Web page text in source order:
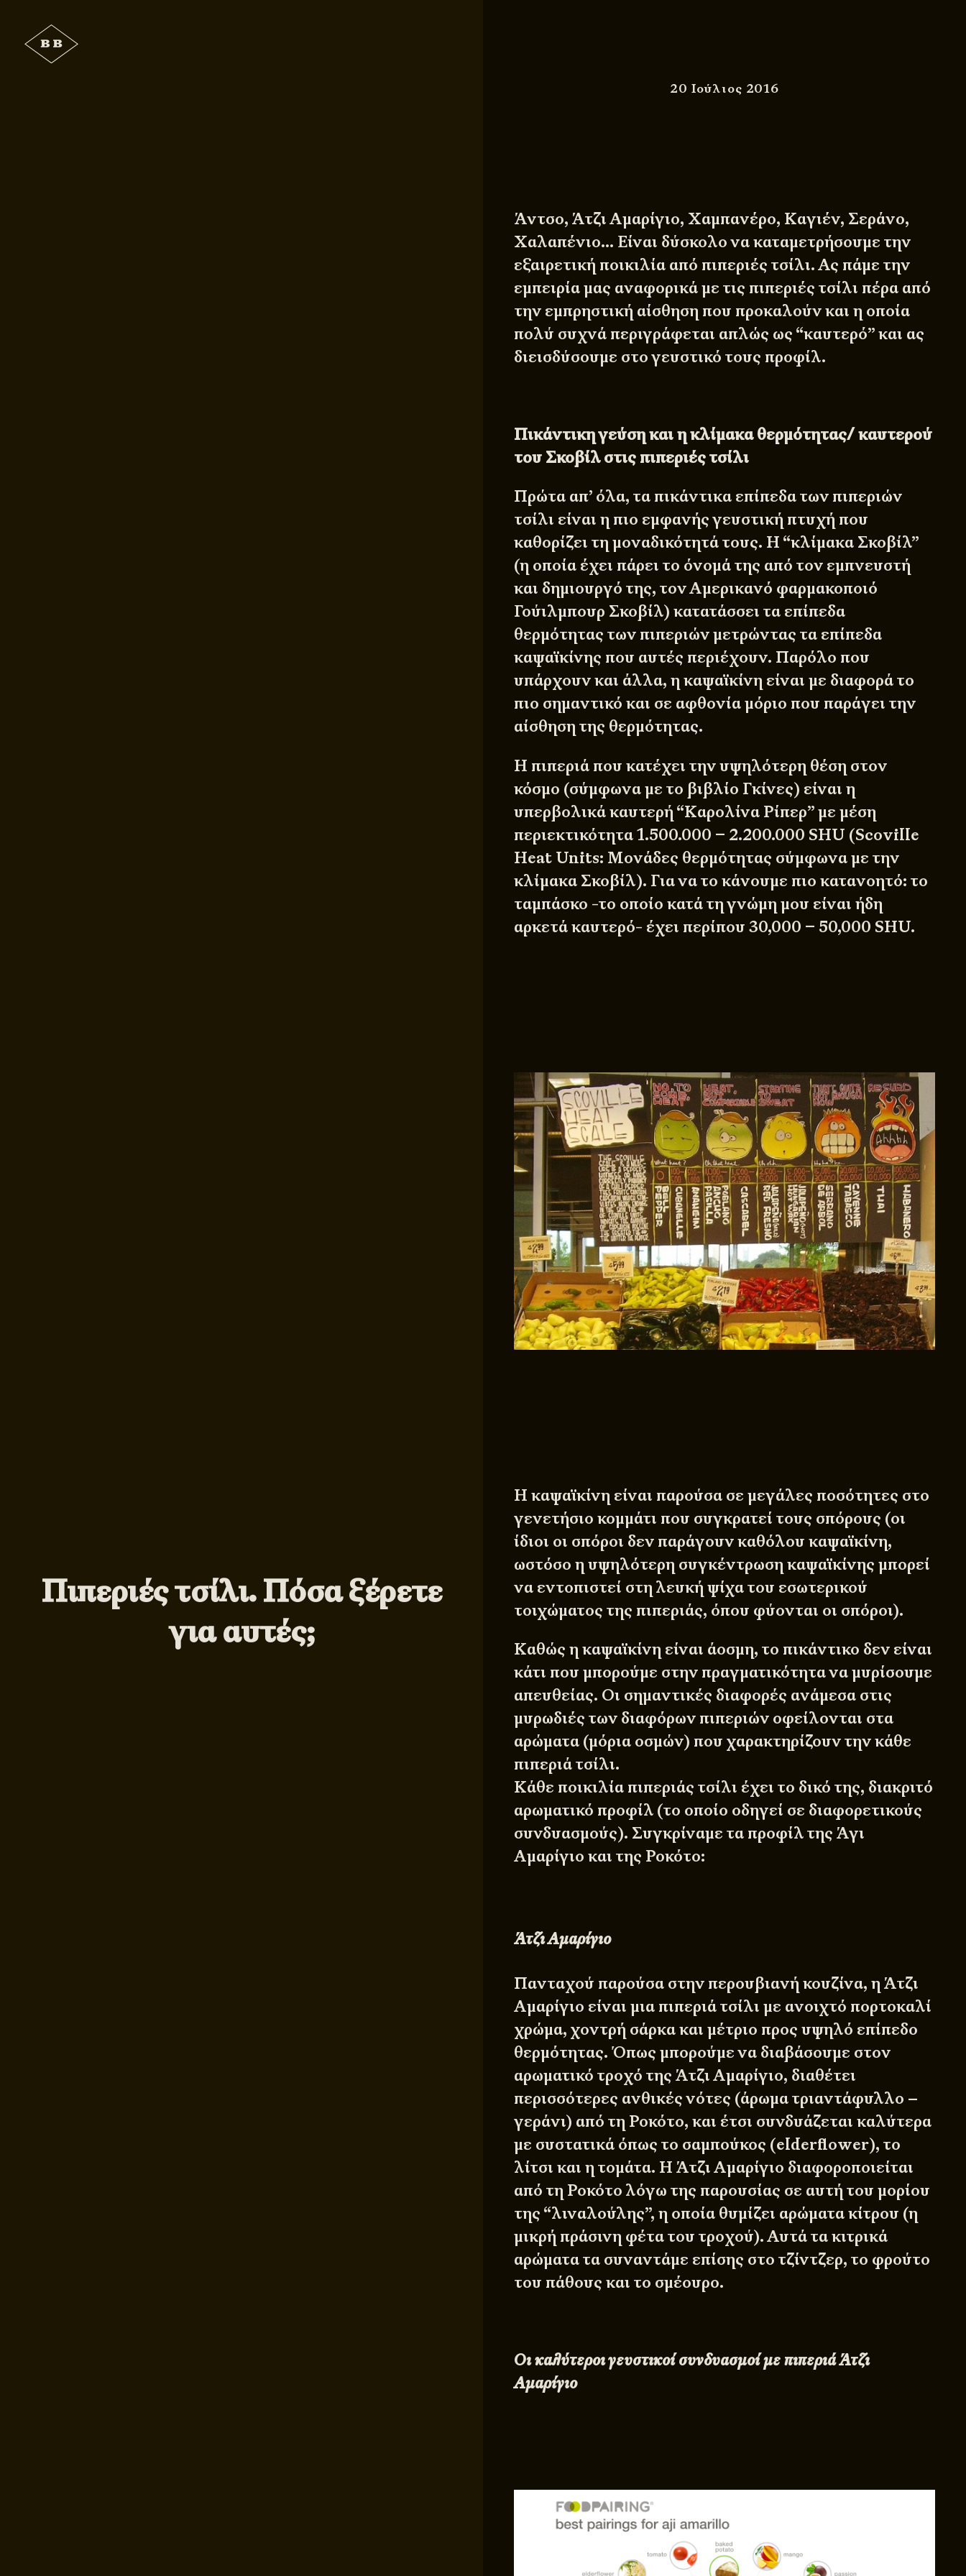
Πιπεριές τσίλι. Πόσα ξέρετε
για αυτές;
20 Ιούλιος 2016
Άντσο, Άτζι Αμαρίγιο, Χαμπανέρο, Καγιέν, Σεράνο,
Χαλαπένιο… Είναι δύσκολο να καταμετρήσουμε την
εξαιρετική ποικιλία από πιπεριές τσίλι. Ας πάμε την
εμπειρία μας αναφορικά με τις πιπεριές τσίλι πέρα από
την εμπρηστική αίσθηση που προκαλούν και η οποία
πολύ συχνά περιγράφεται απλώς ως “καυτερό” και ας
διεισδύσουμε στο γευστικό τους προφίλ.
Πικάντικη γεύση και η κλίμακα θερμότητας/ καυτερού
του Σκοβίλ στις πιπεριές τσίλι
Πρώτα απ’ όλα, τα πικάντικα επίπεδα των πιπεριών
τσίλι είναι η πιο εμφανής γευστική πτυχή που
καθορίζει τη μοναδικότητά τους. Η “κλίμακα Σκοβίλ”
(η οποία έχει πάρει το όνομά της από τον εμπνευστή
και δημιουργό της, τον Αμερικανό φαρμακοποιό
Γούιλμπουρ Σκοβίλ) κατατάσσει τα επίπεδα
θερμότητας των πιπεριών μετρώντας τα επίπεδα
καψαϊκίνης που αυτές περιέχουν. Παρόλο που
υπάρχουν και άλλα, η καψαϊκίνη είναι με διαφορά το
πιο σημαντικό και σε αφθονία μόριο που παράγει την
αίσθηση της θερμότητας.
Η πιπεριά που κατέχει την υψηλότερη θέση στον
κόσμο (σύμφωνα με το βιβλίο Γκίνες) είναι η
υπερβολικά καυτερή “Καρολίνα Ρίπερ” με μέση
περιεκτικότητα 1.500.000 – 2.200.000 SHU (Scoville
Heat Units: Μονάδες θερμότητας σύμφωνα με την
κλίμακα Σκοβίλ). Για να το κάνουμε πιο κατανοητό: το
ταμπάσκο -το οποίο κατά τη γνώμη μου είναι ήδη
αρκετά καυτερό- έχει περίπου 30,000 – 50,000 SHU.
Η καψαϊκίνη είναι παρούσα σε μεγάλες ποσότητες στο
γενετήσιο κομμάτι που συγκρατεί τους σπόρους (οι
ίδιοι οι σπόροι δεν παράγουν καθόλου καψαϊκίνη,
ωστόσο η υψηλότερη συγκέντρωση καψαϊκίνης μπορεί
να εντοπιστεί στη λευκή ψίχα του εσωτερικού
τοιχώματος της πιπεριάς, όπου φύονται οι σπόροι).
Καθώς η καψαϊκίνη είναι άοσμη, το πικάντικο δεν είναι
κάτι που μπορούμε στην πραγματικότητα να μυρίσουμε
απευθείας. Οι σημαντικές διαφορές ανάμεσα στις
μυρωδιές των διαφόρων πιπεριών οφείλονται στα
αρώματα (μόρια οσμών) που χαρακτηρίζουν την κάθε
πιπεριά τσίλι.
Κάθε ποικιλία πιπεριάς τσίλι έχει το δικό της, διακριτό
αρωματικό προφίλ (το οποίο οδηγεί σε διαφορετικούς
συνδυασμούς). Συγκρίναμε τα προφίλ της Άγι
Αμαρίγιο και της Ροκότο:
Άτζι Αμαρίγιο
Πανταχού παρούσα στην περουβιανή κουζίνα, η Άτζι
Αμαρίγιο είναι μια πιπεριά τσίλι με ανοιχτό πορτοκαλί
χρώμα, χοντρή σάρκα και μέτριο προς υψηλό επίπεδο
θερμότητας. Όπως μπορούμε να διαβάσουμε στον
αρωματικό τροχό της Άτζι Αμαρίγιο, διαθέτει
περισσότερες ανθικές νότες (άρωμα τριαντάφυλλο –
γεράνι) από τη Ροκότο, και έτσι συνδυάζεται καλύτερα
με συστατικά όπως το σαμπούκος (elderflower), το
λίτσι και η τομάτα. Η Άτζι Αμαρίγιο διαφοροποιείται
από τη Ροκότο λόγω της παρουσίας σε αυτή του μορίου
της “λιναλούλης”, η οποία θυμίζει αρώματα κίτρου (η
μικρή πράσινη φέτα του τροχού). Αυτά τα κιτρικά
αρώματα τα συναντάμε επίσης στο τζίντζερ, το φρούτο
του πάθους και το σμέουρο.
Οι καλύτεροι γευστικοί συνδυασμοί με πιπεριά Άτζι
Αμαρίγιο